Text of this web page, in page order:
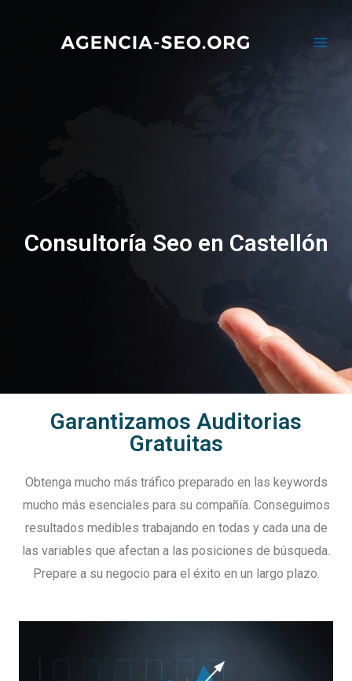
Consultoría Seo en Castellón
Garantizamos Auditorias
Gratuitas
Obtenga mucho más tráfico preparado en las keywords
mucho más esenciales para su compañía. Conseguimos
resultados medibles trabajando en todas y cada una de
las variables que afectan a las posiciones de búsqueda.
Prepare a su negocio para el éxito en un largo plazo.